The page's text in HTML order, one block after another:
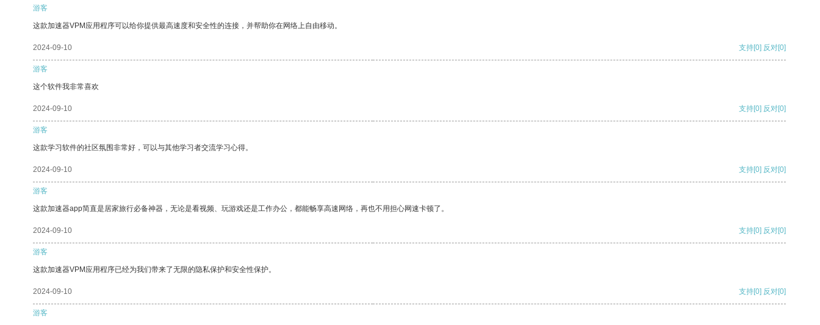
游客
这款加速器VPM应用程序可以给你提供最高速度和安全性的连接，并帮助你在网络上自由移动。
2024-09-10 支持[0] 反对[0]
游客
这个软件我非常喜欢
2024-09-10 支持[0] 反对[0]
游客
这款学习软件的社区氛围非常好，可以与其他学习者交流学习心得。
2024-09-10 支持[0] 反对[0]
游客
这款加速器app简直是居家旅行必备神器，无论是看视频、玩游戏还是工作办公，都能畅享高速网络，再也不用担心网速卡顿了。
2024-09-10 支持[0] 反对[0]
游客
这款加速器VPM应用程序已经为我们带来了无限的隐私保护和安全性保护。
2024-09-10 支持[0] 反对[0]
游客